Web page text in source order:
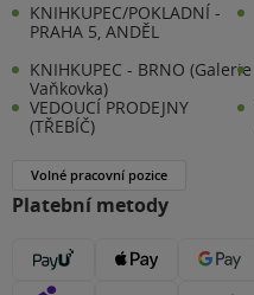
KNIHKUPEC/POKLADNÍ -
PRAHA 5, ANDĚL
KNIHKUPEC - BRNO (Galerie
Vaňkovka)
VEDOUCÍ PRODEJNY
(TŘEBÍČ)
Volné pracovní pozice
Platební metody